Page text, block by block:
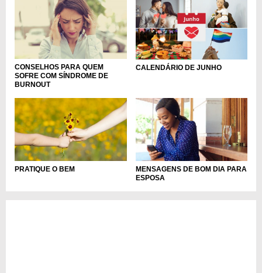
CONSELHOS PARA QUEM
SOFRE COM SÍNDROME DE
BURNOUT
CALENDÁRIO DE JUNHO
PRATIQUE O BEM
MENSAGENS DE BOM DIA PARA
ESPOSA